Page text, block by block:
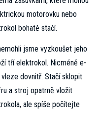
motorovku nebo
bohatě stačí.
jsme vyzkoušet jeho
tří elektrokol. Nicméně e-
dovnitř. Stačí sklopit
a stroj opatrně vložit
ale spíše počítejte